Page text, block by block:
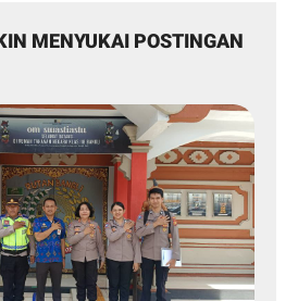
MENYUKAI POSTINGAN